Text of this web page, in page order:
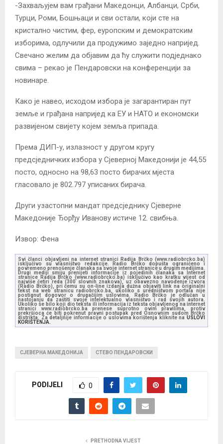
-Захваљујем вам грађани Македонци, Албанци, Срби,
Турци, Роми, Бошњаци и сви остали, који сте на
кристално чистим, фер, еуропским и демократским
изборима, одлучили да продужимо заједно напријед.
Свечано желим да објавим да ћу служити подједнако
свима – рекао је Пендаровски на конференцији за
новинаре.
Како је навео, исходом избора је загарантиран пут
земље и грађана напријед ка ЕУ и НАТО и економски
развијеном свијету којем земља припада.
Према ДИП-у, излазност у другом кругу
предсједничких избора у Сјеверној Македонији је 44,55
посто, односно на 98,63 посто бирачих мјеста
гласовало је 802.797 уписаних бирача.
Други узастопни мандат предсједнику Сјеверне
Македоније Ђорђу Иванову истиче 12. свибња.
Извор: Фена
Svi članci objavljeni na internet stranici Radija Brčko (www.radiobrcko.ba)
isključivo su vlasništvo redakcije. Radio Brčko dopušta ograničeno i
povremeno prenošenje članaka sa svoje internet stranice u drugim medijima.
Drugi mediji smiju prenijeti informacije iz pojedinih članaka sa Internet
stranice Radija Brčko (www.radiobrcko.ba) isključivo kao kratku vijest od
najviše četiri reda (300 slovnih znakova), uz obavezno navođenje izvora
(Radio Brčko), pri čemu su on-line izdanja dužna objaviti link na originalni
tekst na web stranicu radiobrcko.ba, ukoliko s uredništvom portala nije
postignut dogovor o drugačijim uslovima. Radio Brčko je odlučan u
nastojanju da zaštiti svoje intelektualno vlasništvo i rad svojih autora.
Ukoliko se bilo koji dio teksta ili informacija iz teksta objavljenog na internet
stranici www.radiobrcko.ba prenese suprotno ovim pravilima, protiv
prekršioca će biti pokrenut pravni postupak pred Osnovnim sudom Brčko
distrikta. Za detaljnije informacije o uslovima korištenja kliknite na USLOVI
KORIŠTENJA.
СЈЕВЕРНА МАКЕДОНИЈА СТЕВО ПЕНДАРОВСКИ
PODIJELI 0
PRETHODNA VIJEST